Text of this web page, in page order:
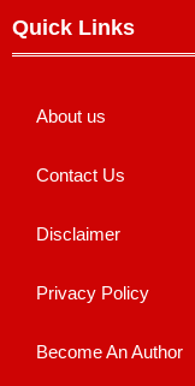
Quick Links
About us
Contact Us
Disclaimer
Privacy Policy
Become An Author